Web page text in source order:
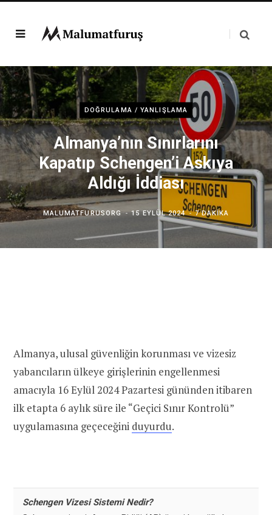
DOĞRULAMA / YANLIŞLAMA
Almanya’nın Sınırlarını
Kapatıp Schengen’i Askıya
Aldığı İddiası
MALUMATFURUSORG 15 EYLÜL 2024 7 DAKIKA
Almanya, ulusal güvenliğin korunması ve vizesiz
yabancıların ülkeye girişlerinin engellenmesi
amacıyla 16 Eylül 2024 Pazartesi gününden itibaren
ilk etapta 6 aylık süre ile “Geçici Sınır Kontrolü”
uygulamasına geçeceğini duyurdu.
Schengen Vizesi Sistemi Nedir?